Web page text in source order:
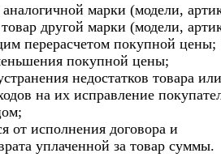
марки (модели,
другой марки (модели,
перерасчетом покупной цены;
покупной цены;
недостатков товара или
на их исправление
от исполнения договора и
уплаченной за товар суммы.